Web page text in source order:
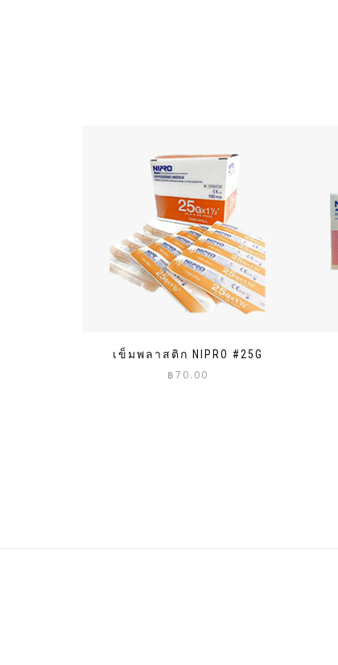
เข็มพลาสติก NIPRO #25G
฿70.00